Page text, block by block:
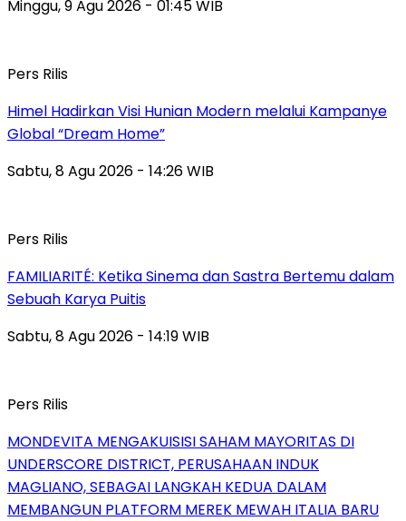
Minggu, 9 Agu 2026 - 01:45 WIB
Pers Rilis
Himel Hadirkan Visi Hunian Modern melalui Kampanye
Global “Dream Home”
Sabtu, 8 Agu 2026 - 14:26 WIB
Pers Rilis
FAMILIARITÉ: Ketika Sinema dan Sastra Bertemu dalam
Sebuah Karya Puitis
Sabtu, 8 Agu 2026 - 14:19 WIB
Pers Rilis
MONDEVITA MENGAKUISISI SAHAM MAYORITAS DI
UNDERSCORE DISTRICT, PERUSAHAAN INDUK
MAGLIANO, SEBAGAI LANGKAH KEDUA DALAM
MEMBANGUN PLATFORM MEREK MEWAH ITALIA BARU